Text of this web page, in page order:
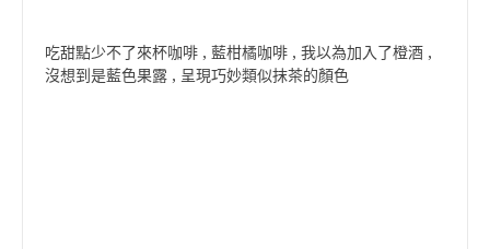
吃甜點少不了來杯咖啡 , 藍柑橘咖啡 , 我以為加入了橙酒 ,
沒想到是藍色果露 , 呈現巧妙類似抹茶的顏色